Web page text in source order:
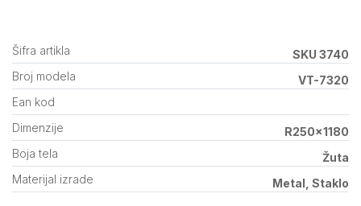
Šifra artikla
SKU 3740
Broj modela
VT-7320
Ean kod
Dimenzije
R250x1180
Boja tela
Žuta
Materijal izrade
Metal, Staklo